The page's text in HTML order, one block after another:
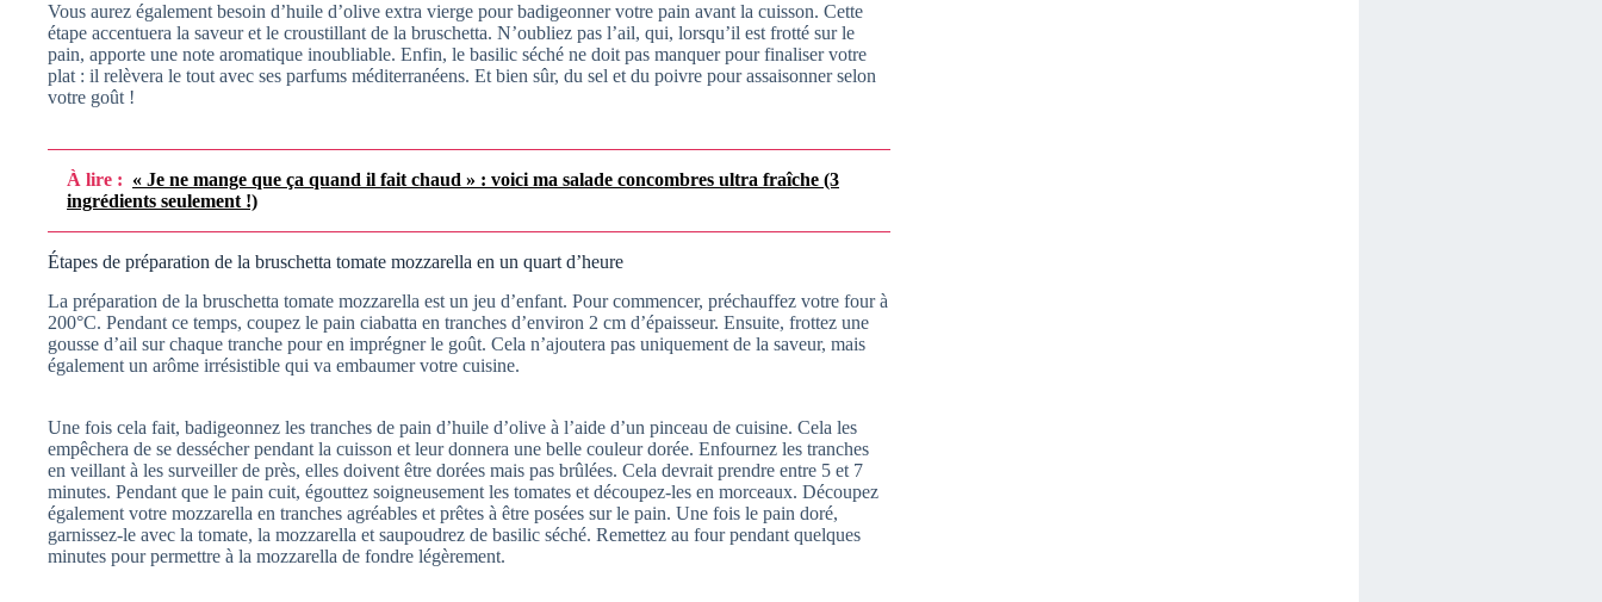
Vous aurez également besoin d’huile d’olive extra vierge pour badigeonner votre pain avant la cuisson. Cette
étape accentuera la saveur et le croustillant de la bruschetta. N’oubliez pas l’ail, qui, lorsqu’il est frotté sur le
pain, apporte une note aromatique inoubliable. Enfin, le basilic séché ne doit pas manquer pour finaliser votre
plat : il relèvera le tout avec ses parfums méditerranéens. Et bien sûr, du sel et du poivre pour assaisonner selon
votre goût !
À lire : « Je ne mange que ça quand il fait chaud » : voici ma salade concombres ultra fraîche (3
ingrédients seulement !)
Étapes de préparation de la bruschetta tomate mozzarella en un quart d’heure
La préparation de la bruschetta tomate mozzarella est un jeu d’enfant. Pour commencer, préchauffez votre four à
200°C. Pendant ce temps, coupez le pain ciabatta en tranches d’environ 2 cm d’épaisseur. Ensuite, frottez une
gousse d’ail sur chaque tranche pour en imprégner le goût. Cela n’ajoutera pas uniquement de la saveur, mais
également un arôme irrésistible qui va embaumer votre cuisine.
Une fois cela fait, badigeonnez les tranches de pain d’huile d’olive à l’aide d’un pinceau de cuisine. Cela les
empêchera de se dessécher pendant la cuisson et leur donnera une belle couleur dorée. Enfournez les tranches
en veillant à les surveiller de près, elles doivent être dorées mais pas brûlées. Cela devrait prendre entre 5 et 7
minutes. Pendant que le pain cuit, égouttez soigneusement les tomates et découpez-les en morceaux. Découpez
également votre mozzarella en tranches agréables et prêtes à être posées sur le pain. Une fois le pain doré,
garnissez-le avec la tomate, la mozzarella et saupoudrez de basilic séché. Remettez au four pendant quelques
minutes pour permettre à la mozzarella de fondre légèrement.